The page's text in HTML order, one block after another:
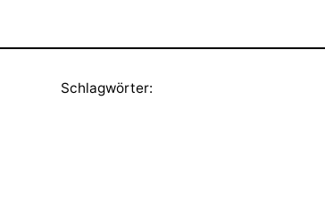
Schlagwörter: